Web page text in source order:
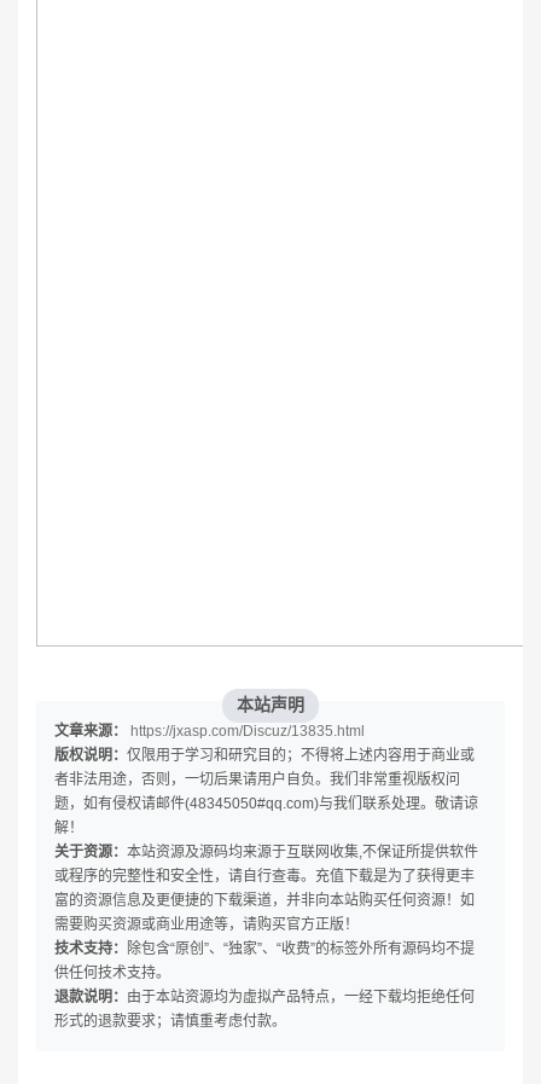
本站声明
文章来源：
https://jxasp.com/Discuz/13835.html
版权说明： 仅限用于学习和研究目的；不得将上述内容用于商业或
者非法用途，否则，一切后果请用户自负。我们非常重视版权问
题，如有侵权请邮件(48345050#qq.com)与我们联系处理。敬请谅
解！
关于资源： 本站资源及源码均来源于互联网收集,不保证所提供软件
或程序的完整性和安全性，请自行查毒。充值下载是为了获得更丰
富的资源信息及更便捷的下载渠道，并非向本站购买任何资源！如
需要购买资源或商业用途等，请购买官方正版！
技术支持：
除包含“原创”、“独家”、“收费”的标签外所有源码均不提
供任何技术支持。
退款说明： 由于本站资源均为虚拟产品特点，一经下载均拒绝任何
形式的退款要求；请慎重考虑付款。